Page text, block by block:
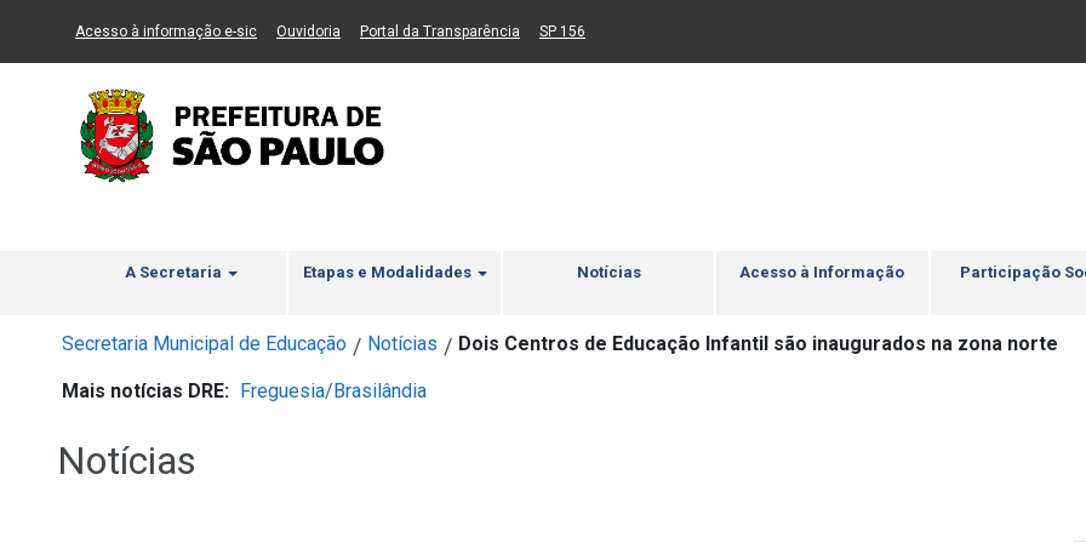
Ir ao Conteúdo Ir para menu principal 2 Ir para busca Ir para rodapé
Acesso à informação e-sic(Link para um novo sítio)
Ouvidoria (Link para um novo sítio)
Portal da Transparência (Link para um novo sítio)
SP 156
A Secretaria Etapas e Modalidades Notícias Acesso à Informação Participação
Secretaria Municipal de Educação / Notícias / Dois Centros de Educação Infantil são inaugurados na zona norte
Mais notícias DRE: Freguesia/Brasilândia
Notícias